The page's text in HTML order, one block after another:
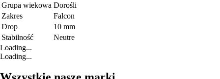
Grupa wiekowa Dorośli
Zakres
Falcon
Drop
10 mm
Stabilność
Neutre
Loading...
Loading...